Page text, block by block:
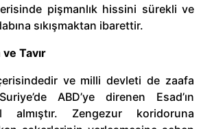
pişmanlık hissini sürekli ve
sıkışmaktan ibarettir.
Tavır
ve milli devleti de zaafa
ABD’ye direnen Esad’ın
almıştır. Zengezur koridoruna